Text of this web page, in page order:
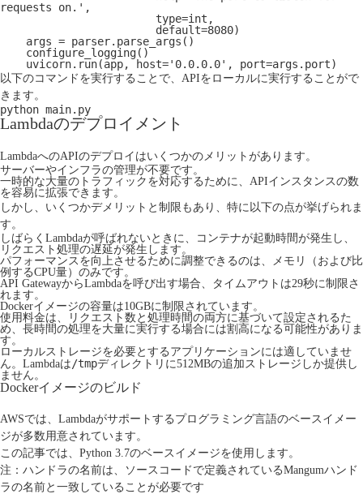
requests on.',
type=int,
default=8080)
args = parser.parse_args()
configure_logging()
uvicorn.run(app, host='0.0.0.0', port=args.port)
以下のコマンドを実行することで、APIをローカルに実行することがで
きます。
python main.py
Lambdaのデプロイメント
LambdaへのAPIのデプロイはいくつかのメリットがあります。
サーバーやインフラの管理が不要です。
一時的な大量のトラフィックを対応するために、APIインスタンスの数
を容易に拡張できます。
しかし、いくつかデメリットと制限もあり、特に以下の点が挙げられま
す。
しばらくLambdaが呼ばれないときに、コンテナが起動時間が発生し、
リクエスト処理の遅延が発生します。
パフォーマンスを向上させるために調整できるのは、メモリ（および比
例するCPU量）のみです。
API GatewayからLambdaを呼び出す場合、タイムアウトは29秒に制限さ
れます。
Dockerイメージの容量は10GBに制限されています。
使用料金は、リクエスト数と処理時間の両方に基づいて設定されるた
め、長時間の処理を大量に実行する場合には割高になる可能性がありま
す。
ローカルストレージを必要とするアプリケーションには適していませ
ん。Lambdaは /tmpディレクトリに512MBの追加ストレージしか提供し
ません。
Dockerイメージのビルド
AWSでは、Lambdaがサポートするプログラミング言語のベースイメー
ジが多数用意されています。
この記事では、Python 3.7のベースイメージを使用します。
注：ハンドラの名前は、ソースコードで定義されているMangumハンド
ラの名前と一致していることが必要です